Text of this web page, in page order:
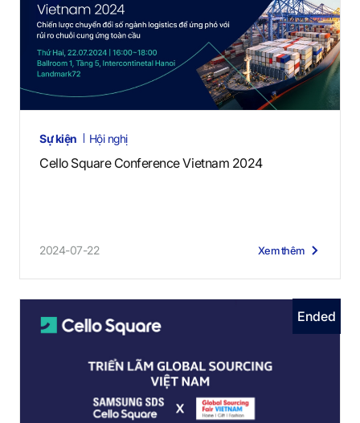
Sự kiện Hội nghị
Cello Square Conference Vietnam 2024
2024-07-22 Xem thêm
Ended